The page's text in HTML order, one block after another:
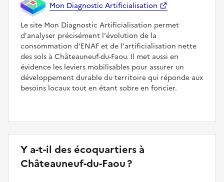
Mon Diagnostic Artificialisation
Le site Mon Diagnostic Artificialisation permet
d'analyser précisément l'évolution de la
consommation d'ENAF et de l'artificialisation nette
des sols à Châteauneuf-du-Faou. Il met aussi en
évidence les leviers mobilisables pour assurer un
développement durable du territoire qui réponde aux
besoins locaux tout en étant sobre en foncier.
Y a-t-il des écoquartiers à
Châteauneuf-du-Faou ?